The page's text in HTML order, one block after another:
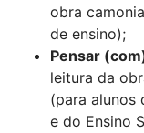
obra
de ensino);
Pensar
leitura da
(para alunos
e do Ensino